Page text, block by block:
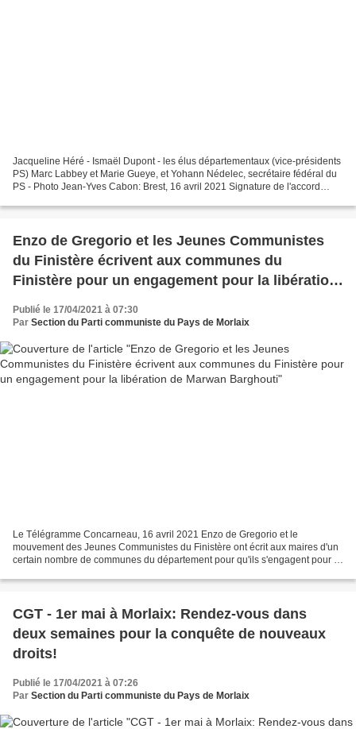
Jacqueline Héré - Ismaël Dupont - les élus départementaux (vice-présidents
PS) Marc Labbey et Marie Gueye, et Yohann Nédelec, secrétaire fédéral du
PS - Photo Jean-Yves Cabon: Brest, 16 avril 2021 Signature de l'accord
Enzo de Gregorio et les Jeunes Communistes
du Finistère écrivent aux communes du
Finistère pour un engagement pour la libération
Publié le 17/04/2021 à 07:30
Par Section du Parti communiste du Pays de Morlaix
Le Télégramme Concarneau, 16 avril 2021 Enzo de Gregorio et le
mouvement des Jeunes Communistes du Finistère ont écrit aux maires d'un
certain nombre de communes du département pour qu'ils s'engagent pour la
CGT - 1er mai à Morlaix: Rendez-vous dans
deux semaines pour la conquête de nouveaux
droits!
Publié le 17/04/2021 à 07:26
Par Section du Parti communiste du Pays de Morlaix